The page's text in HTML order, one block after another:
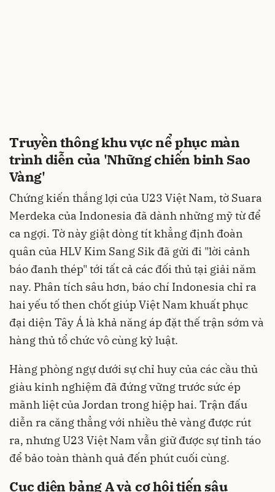
Truyền thông khu vực nể phục màn
trình diễn của 'Những chiến binh Sao
Vàng'
Chứng kiến thắng lợi của U23 Việt Nam, tờ Suara
Merdeka của Indonesia đã dành những mỹ từ để
ca ngợi. Tờ này giật dòng tít khẳng định đoàn
quân của HLV Kim Sang Sik đã gửi đi "lời cảnh
báo đanh thép" tới tất cả các đối thủ tại giải năm
nay. Phân tích sâu hơn, báo chí Indonesia chỉ ra
hai yếu tố then chốt giúp Việt Nam khuất phục
đại diện Tây Á là khả năng áp đặt thế trận sớm và
hàng thủ tổ chức vô cùng kỷ luật.
Hàng phòng ngự dưới sự chỉ huy của các cầu thủ
giàu kinh nghiệm đã đứng vững trước sức ép
mãnh liệt của Jordan trong hiệp hai. Trận đấu
diễn ra căng thẳng với nhiều thẻ vàng được rút
ra, nhưng U23 Việt Nam vẫn giữ được sự tỉnh táo
để bảo toàn thành quả đến phút cuối cùng.
Cục diện bảng A và cơ hội tiến sâu